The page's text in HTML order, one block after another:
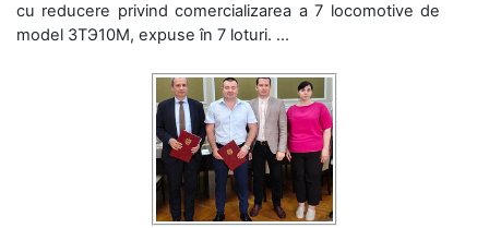
cu reducere privind comercializarea a 7 locomotive de
model 3ТЭ10М, expuse în 7 loturi. ...